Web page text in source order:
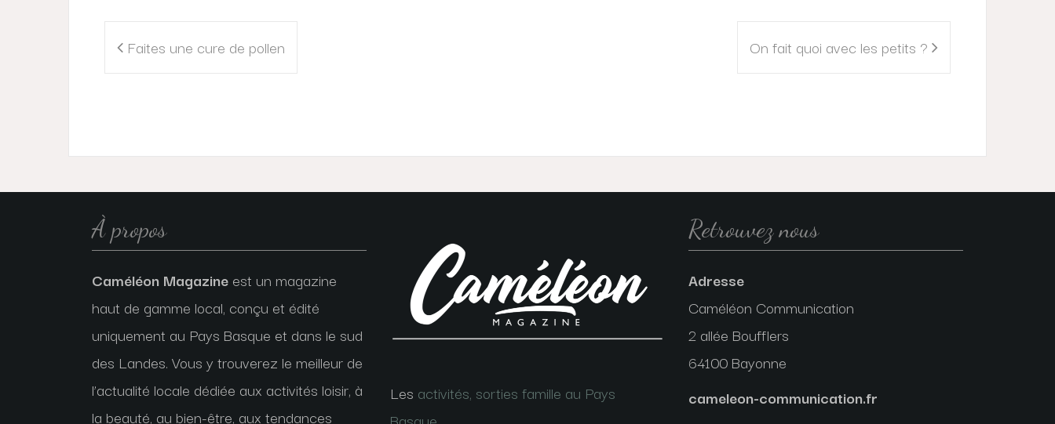
de Faites une cure de pollen On fait quoi avec les petits ?
À propos
Caméléon Magazine est un magazine
haut de gamme local, conçu et édité
uniquement au Pays Basque et dans le sud
des Landes. Vous y trouverez le meilleur de
l’actualité locale dédiée aux activités loisir, à
la beauté, au bien-être, aux tendances
Les activités, sorties famille au Pays
Retrouvez nous
Adresse
Caméléon Communication
2 allée Boufflers
64100 Bayonne
cameleon-communication.fr